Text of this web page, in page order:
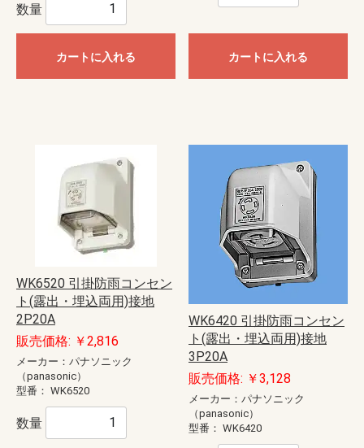
数量
カートに入れる カートに入れる
WK6520 引掛防雨コンセン
ト(露出・埋込両用)接地
2P20A
販売価格: ￥2,816
メーカー：パナソニック
（panasonic）
型番： WK6520
数量
WK6420 引掛防雨コンセン
ト(露出・埋込両用)接地
3P20A
販売価格: ￥3,128
メーカー：パナソニック
（panasonic）
型番： WK6420